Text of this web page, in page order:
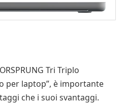
Tri Triplo
per laptop”, è importante
che i suoi svantaggi.